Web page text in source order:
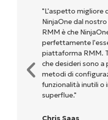
prodotto
funzionalità
di mano, con
e senza